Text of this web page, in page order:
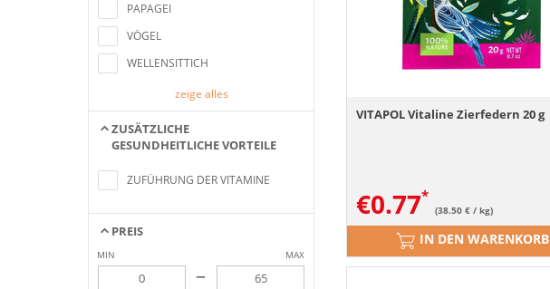
PAPAGEI
VÖGEL
WELLENSITTICH
zeige alles
ZUSÄTZLICHE
GESUNDHEITLICHE VORTEILE
Suchkriterien übereinstimmen
ZUFÜHRUNG DER VITAMINE
PREIS
MIN MAX
–
VITAPOL Vitaline Zierfedern 20 g
€0.77 (38.50 € / kg)
IN DEN WARENKORB